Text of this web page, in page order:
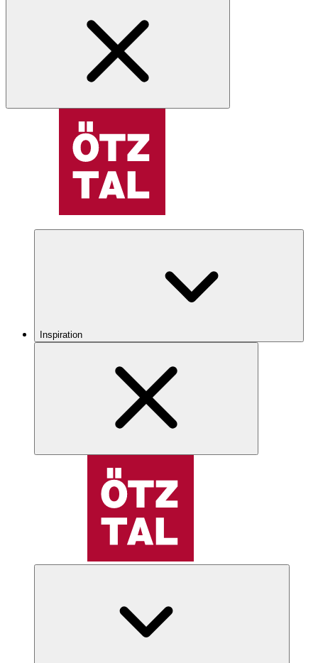
Inspiration